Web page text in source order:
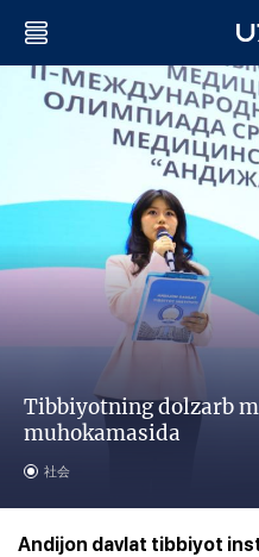
Tibbiyotning dolzarb
muhokamasida
社会
Andijon davlat tibbiyot